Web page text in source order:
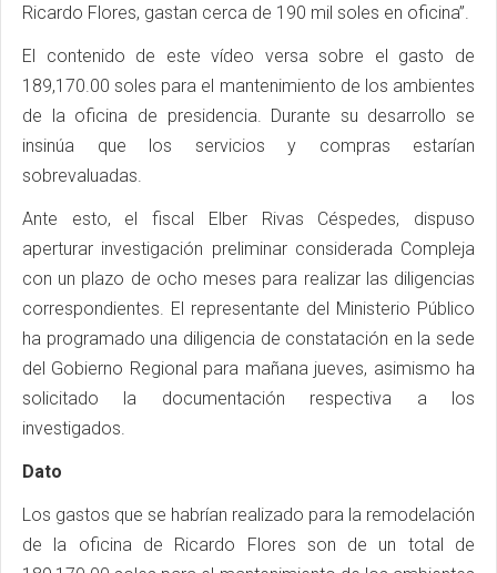
Ricardo Flores, gastan cerca de 190 mil soles en oficina”.
El contenido de este vídeo versa sobre el gasto de
189,170.00 soles para el mantenimiento de los ambientes
de la oficina de presidencia. Durante su desarrollo se
insinúa que los servicios y compras estarían
sobrevaluadas.
Ante esto, el fiscal Elber Rivas Céspedes, dispuso
aperturar investigación preliminar considerada Compleja
con un plazo de ocho meses para realizar las diligencias
correspondientes. El representante del Ministerio Público
ha programado una diligencia de constatación en la sede
del Gobierno Regional para mañana jueves, asimismo ha
solicitado la documentación respectiva a los
investigados.
Dato
Los gastos que se habrían realizado para la remodelación
de la oficina de Ricardo Flores son de un total de